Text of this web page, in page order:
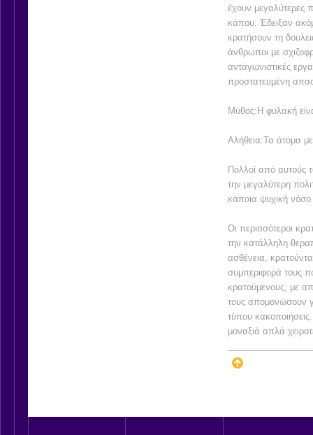
έχουν μεγαλύτερες
κάπου. Έδειξαν
κρατήσουν τη
άνθρωποι με
ανταγωνιστικές
προστατευμένη
Μύθος:Η φυλακή
Αλήθεια:Τα άτομα με
Πολλοί από αυτούς
την μεγαλύτερη
κάποια ψυχική
Οι περισσότεροι
την κατάλληλη
ασθένεια,
συμπεριφορά τους
κρατούμενους, με
τους απομονώσουν
τύπου
μοναξιά απλά